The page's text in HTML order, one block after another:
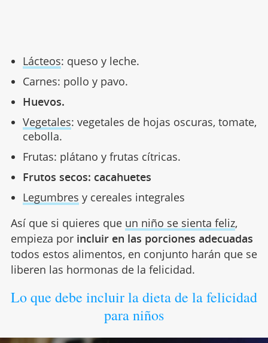
Lácteos: queso y leche.
Carnes: pollo y pavo.
Huevos.
Vegetales: vegetales de hojas oscuras, tomate,
cebolla.
Frutas: plátano y frutas cítricas.
Frutos secos: cacahuetes
Legumbres y cereales integrales
Así que si quieres que un niño se sienta feliz,
empieza por incluir en las porciones adecuadas
todos estos alimentos, en conjunto harán que se
liberen las hormonas de la felicidad.
Lo que debe incluir la dieta de la felicidad
para niños